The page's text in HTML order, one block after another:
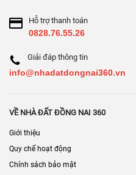
Hỗ trợ thanh toán
0828.76.55.26
Giải đáp thông tin
info@nhadatdongnai360.vn
VỀ NHÀ ĐẤT ĐỒNG NAI 360
Giới thiệu
Quy chế hoạt động
Chính sách bảo mật